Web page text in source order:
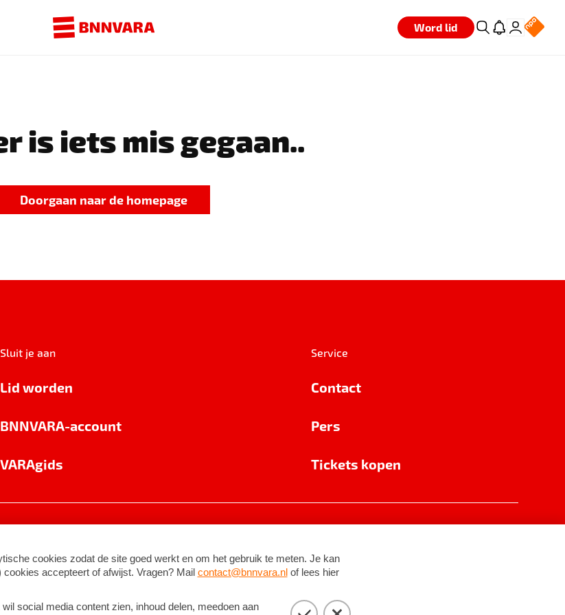
Word lid
is iets mis gegaan..
Doorgaan naar de homepage
Sluit je aan
Lid worden
BNNVARA-account
VARAgids
Service
Contact
Pers
Tickets kopen
©2026BNNVARA